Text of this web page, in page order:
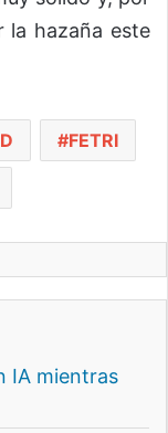
la hazaña este
FETRI
IA mientras